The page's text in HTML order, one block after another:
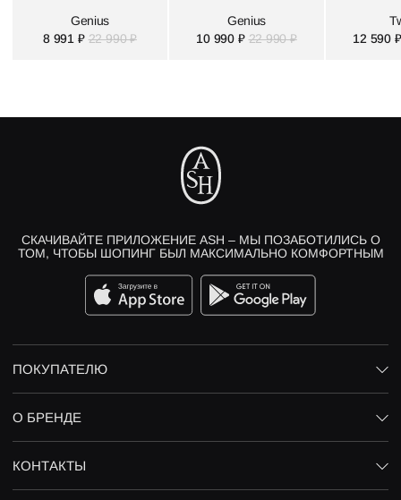
Genius
8 991 ₽ 22 990 ₽
Genius
10 990 ₽ 22 990 ₽
12 590 ₽
СКАЧИВАЙТЕ ПРИЛОЖЕНИЕ ASH – МЫ ПОЗАБОТИЛИСЬ О
ТОМ, ЧТОБЫ ШОПИНГ БЫЛ МАКСИМАЛЬНО КОМФОРТНЫМ
ПОКУПАТЕЛЮ
О БРЕНДЕ
КОНТАКТЫ